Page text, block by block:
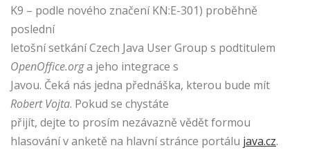
K9 – podle nového značení KN:E-301) proběhně
poslední
letošní setkání Czech Java User Group s podtitulem
OpenOffice.orga jeho integrace s
Javou. Čeká nás jedna přednáška, kterou bude mít
Robert Vojta. Pokud se chystáte
přijít, dejte to prosím nezávazně vědět formou
hlasování v anketě na hlavní stránce portálu java.cz.